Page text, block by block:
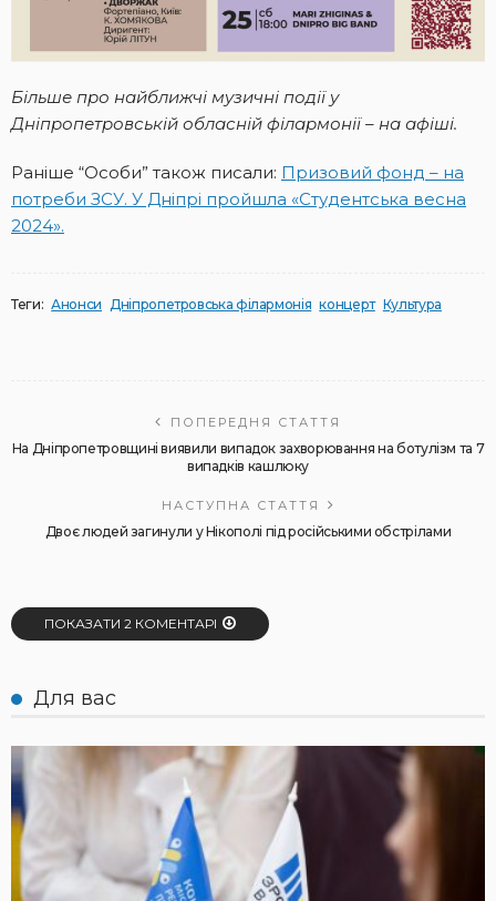
Більше про найближчі музичні події у
Дніпропетровській обласній філармонії – на афіші.
Раніше “Особи” також писали: Призовий фонд – на
потреби ЗСУ. У Дніпрі пройшла «Студентська весна
2024».
Теги: Анонси Дніпропетровська філармонія концерт Культура
ПОПЕРЕДНЯ СТАТТЯ
На Дніпропетровщині виявили випадок захворювання на ботулізм та 7
випадків кашлюку
НАСТУПНА СТАТТЯ
Двоє людей загинули у Нікополі під російськими обстрілами
ПОКАЗАТИ 2 КОМЕНТАРІ
Для вас